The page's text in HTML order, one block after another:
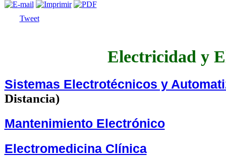
Tweet
Electricidad y
Sistemas Electrotécnicos y
Distancia)
Mantenimiento Electrónico
Electromedicina Clínica